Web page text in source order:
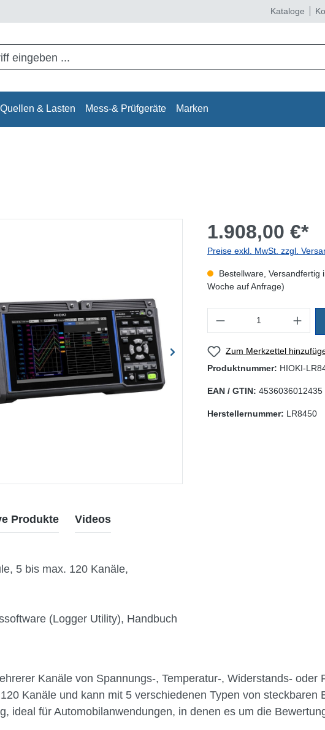
Kataloge
Quellen & Lasten Mess-& Prüfgeräte Marken
1.908,00 €*
Preise exkl. MwSt. zzgl.
Bestellware, Versandfertig
Woche auf Anfrage)
Zum Merkzettel
Produktnummer: HIOKI-
EAN / GTIN: 4536036012435
Herstellernummer: LR8450
Produkte Videos
5 bis max. 120 Kanäle,
(Logger Utility), Handbuch
Kanäle von Spannungs-, Temperatur-, Widerstands- oder
Kanäle und kann mit 5 verschiedenen Typen von steckbaren
ideal für Automobilanwendungen, in denen es um die